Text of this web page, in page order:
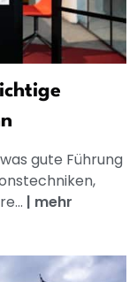
gute Führung
| mehr